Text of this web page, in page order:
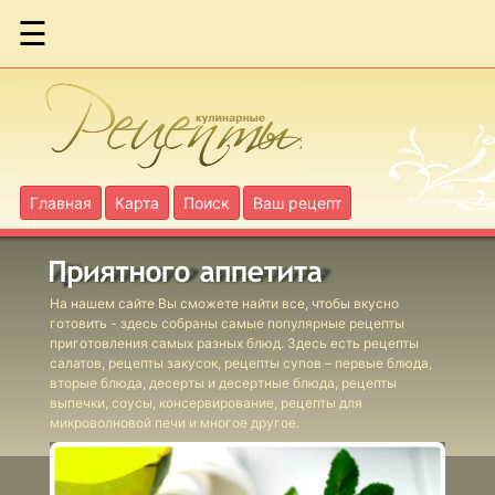
☰
Главная Карта Поиск Ваш рецепт
На нашем сайте Вы сможете найти все, чтобы вкусно
готовить - здесь собраны самые популярные рецепты
приготовления самых разных блюд. Здесь есть рецепты
салатов, рецепты закусок, рецепты супов – первые блюда,
вторые блюда, десерты и десертные блюда, рецепты
выпечки, соусы, консервирование, рецепты для
микроволновой печи и многое другое.
Феттучине с
грибами
Голубцы с
грибами
Голубцы с
пшеном
Грибы с
овощами
Кабачки в
помидорах